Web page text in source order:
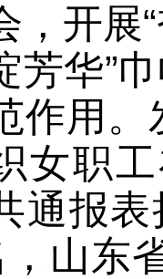
，开展
芳华”
作用。
女职
通报
，山东